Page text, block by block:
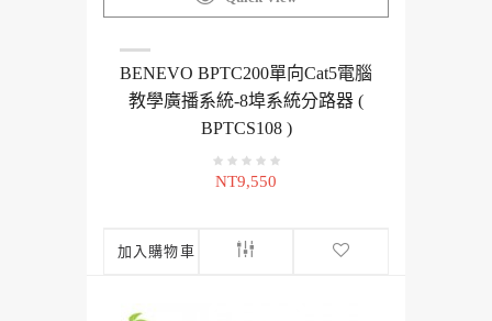
BENEVO BPTC200單向Cat5電腦
教學廣播系統-8埠系統分路器 (
BPTCS108 )
NT9,550
加入購物車